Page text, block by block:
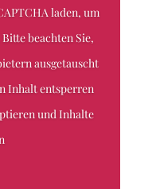
laden, um
beachten Sie,
ausgetauscht
Inhalt entsperren
und Inhalte